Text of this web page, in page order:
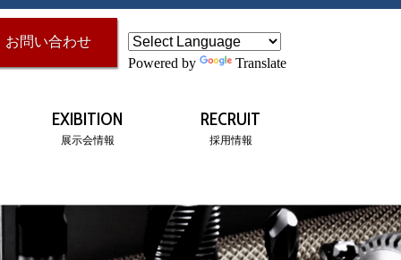
お問い合わせ
Powered by
Translate
EXIBITION
展示会情報
RECRUIT
採用情報